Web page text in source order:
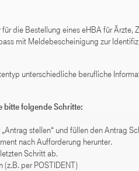
die Bestellung eines eHBA für Ärzte,
mit Meldebescheinigung zur
unterschiedliche berufliche
bitte folgende Schritte:
stellen“ und füllen den Antrag
nach Aufforderung herunter.
Schritt ab.
(z.B. per POSTIDENT)